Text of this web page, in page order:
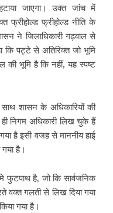
जाएगा। उक्त जांच में
फ्रीहोल्ड फ्रीहोल्ड नीति के
ने जिलाधिकारी गढ़वाल से
कि पट्टे से अतिरिक्त जो भूमि
की भूमि है कि नहीं, यह स्पष्ट
शासन के अधिकारियों की
निगम अधिकारी लिख चुके हैं
है इसी वजह से माननीय हाई
है।
फुटपाथ है, जो कि सार्वजनिक
वक्त गलती से लिख दिया गया
गया है।